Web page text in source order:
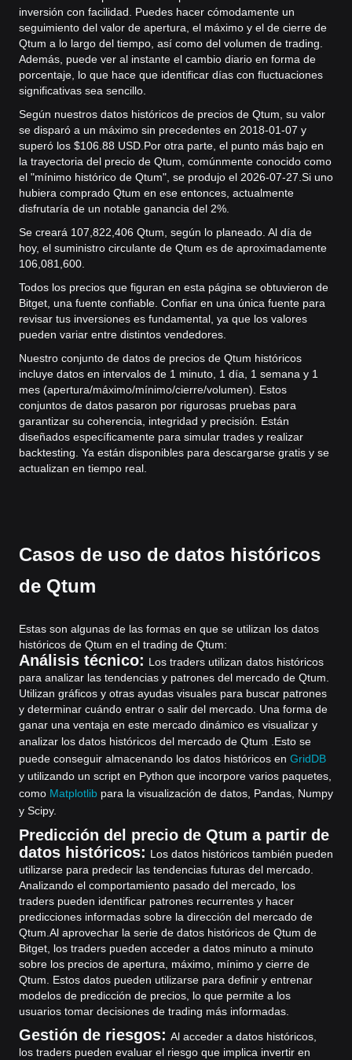
inversión con facilidad. Puedes hacer cómodamente un
seguimiento del valor de apertura, el máximo y el de cierre de
Qtum a lo largo del tiempo, así como del volumen de trading.
Además, puede ver al instante el cambio diario en forma de
porcentaje, lo que hace que identificar días con fluctuaciones
significativas sea sencillo.
Según nuestros datos históricos de precios de Qtum, su valor
se disparó a un máximo sin precedentes en 2018-01-07 y
superó los $106.88 USD.Por otra parte, el punto más bajo en
la trayectoria del precio de Qtum, comúnmente conocido como
el "mínimo histórico de Qtum", se produjo el 2026-07-27.Si uno
hubiera comprado Qtum en ese entonces, actualmente
disfrutaría de un notable ganancia del 2%.
Se creará 107,822,406 Qtum, según lo planeado. Al día de
hoy, el suministro circulante de Qtum es de aproximadamente
106,081,600.
Todos los precios que figuran en esta página se obtuvieron de
Bitget, una fuente confiable. Confiar en una única fuente para
revisar tus inversiones es fundamental, ya que los valores
pueden variar entre distintos vendedores.
Nuestro conjunto de datos de precios de Qtum históricos
incluye datos en intervalos de 1 minuto, 1 día, 1 semana y 1
mes (apertura/máximo/mínimo/cierre/volumen). Estos
conjuntos de datos pasaron por rigurosas pruebas para
garantizar su coherencia, integridad y precisión. Están
diseñados específicamente para simular trades y realizar
backtesting. Ya están disponibles para descargarse gratis y se
actualizan en tiempo real.
Casos de uso de datos históricos
de Qtum
Estas son algunas de las formas en que se utilizan los datos
históricos de Qtum en el trading de Qtum:
Análisis técnico: Los traders utilizan datos históricos
para analizar las tendencias y patrones del mercado de Qtum.
Utilizan gráficos y otras ayudas visuales para buscar patrones
y determinar cuándo entrar o salir del mercado. Una forma de
ganar una ventaja en este mercado dinámico es visualizar y
analizar los datos históricos del mercado de Qtum .Esto se
puede conseguir almacenando los datos históricos en GridDB
y utilizando un script en Python que incorpore varios paquetes,
como Matplotlib para la visualización de datos, Pandas, Numpy
y Scipy.
Predicción del precio de Qtum a partir de
datos históricos: Los datos históricos también pueden
utilizarse para predecir las tendencias futuras del mercado.
Analizando el comportamiento pasado del mercado, los
traders pueden identificar patrones recurrentes y hacer
predicciones informadas sobre la dirección del mercado de
Qtum.Al aprovechar la serie de datos históricos de Qtum de
Bitget, los traders pueden acceder a datos minuto a minuto
sobre los precios de apertura, máximo, mínimo y cierre de
Qtum. Estos datos pueden utilizarse para definir y entrenar
modelos de predicción de precios, lo que permite a los
usuarios tomar decisiones de trading más informadas.
Gestión de riesgos: Al acceder a datos históricos,
los traders pueden evaluar el riesgo que implica invertir en